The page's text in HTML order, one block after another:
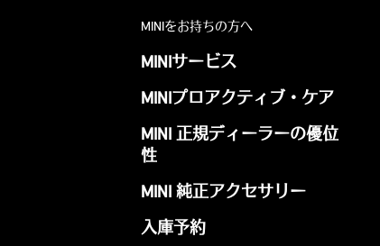
MINIをお持ちの方へ
MINIサービス
MINIプロアクティブ・ケア
MINI 正規ディーラーの優位
性
MINI 純正アクセサリー
入庫予約